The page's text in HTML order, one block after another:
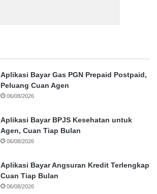
Aplikasi Bayar Gas PGN Prepaid Postpaid,
Peluang Cuan Agen
06/08/2026
Aplikasi Bayar BPJS Kesehatan untuk
Agen, Cuan Tiap Bulan
06/08/2026
Aplikasi Bayar Angsuran Kredit Terlengkap
Cuan Tiap Bulan
06/08/2026